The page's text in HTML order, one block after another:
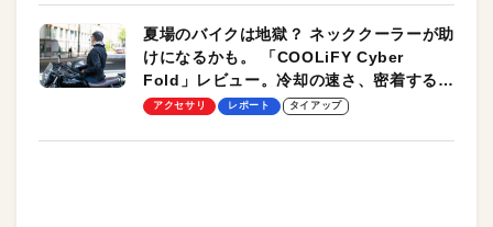
夏場のバイクは地獄？ ネッククーラーが助
けになるかも。 「COOLiFY Cyber
Fold」レビュー。冷却の速さ、密着する冷
却プレート、シンプルな操作性がグッド！
アクセサリ レポート タイアップ